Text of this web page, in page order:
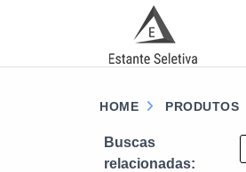
HOME PRODUTOS
Buscas
relacionadas: